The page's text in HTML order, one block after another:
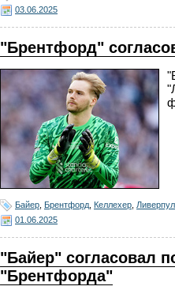
03.06.2025
"Брентфорд"
Байер Брентфорд Келлехер
01.06.2025
"Байер" согласовал
"Брентфорда"